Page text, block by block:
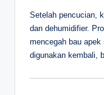
Setelah pencucian,
dan dehumidifier.
mencegah bau
digunakan kembali,